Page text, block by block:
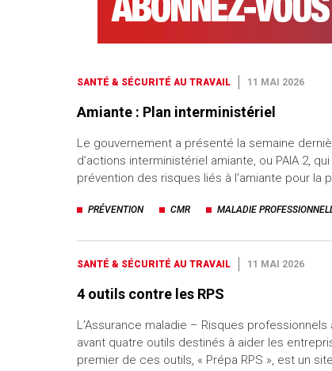
SANTÉ & SÉCURITÉ AU TRAVAIL 11 MAI 2026
Amiante : Plan interministériel
Le gouvernement a présenté la semaine
d’actions interministériel amiante, ou PAIA 2,
prévention des risques liés à l’amiante pour la
PRÉVENTION CMR MALADIE
SANTÉ & SÉCURITÉ AU TRAVAIL 11 MAI 2026
4 outils contre les RPS
L’Assurance maladie – Risques
avant quatre outils destinés à aider les
premier de ces outils, « Prépa RPS », est un